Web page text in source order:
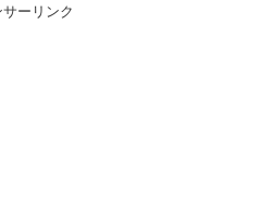
サーリンク